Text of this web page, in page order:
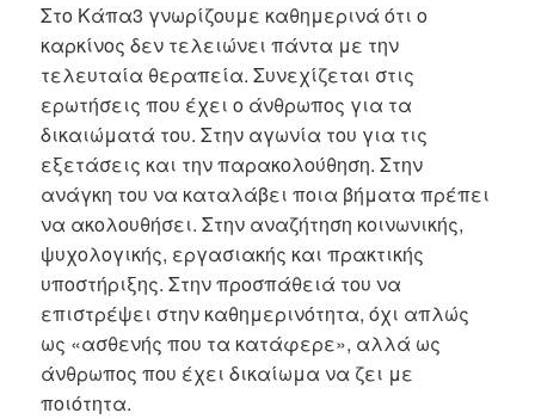
Στο Κάπα3 γνωρίζουμε καθημερινά ότι ο
καρκίνος δεν τελειώνει πάντα με την
τελευταία θεραπεία. Συνεχίζεται στις
ερωτήσεις που έχει ο άνθρωπος για τα
δικαιώματά του. Στην αγωνία του για τις
εξετάσεις και την παρακολούθηση. Στην
ανάγκη του να καταλάβει ποια βήματα πρέπει
να ακολουθήσει. Στην αναζήτηση κοινωνικής,
ψυχολογικής, εργασιακής και πρακτικής
υποστήριξης. Στην προσπάθειά του να
επιστρέψει στην καθημερινότητα, όχι απλώς
ως «ασθενής που τα κατάφερε», αλλά ως
άνθρωπος που έχει δικαίωμα να ζει με
ποιότητα.